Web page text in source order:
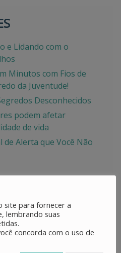
e Lidando com o
Minutos com Fios de
da Juventude!
Desconhecidos
podem afetar
de vida
de Alerta que Você Não
site para fornecer a
lembrando suas
concorda com o uso de